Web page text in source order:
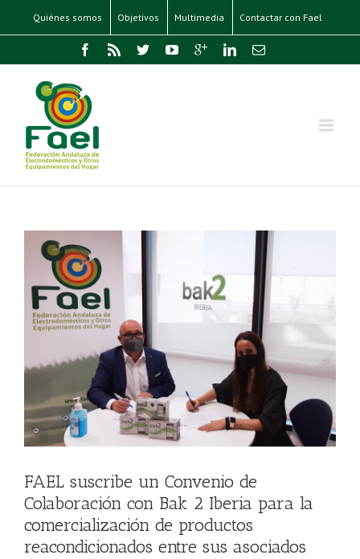
Quiénes somos Objetivos Multimedia Contactar con Fael
FAEL suscribe un Convenio de
Colaboración con Bak 2 Iberia para la
comercialización de productos
reacondicionados entre sus asociados